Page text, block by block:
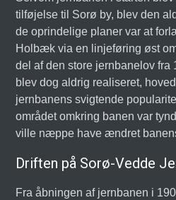
tilføjelse til Sorø by, blev den
de oprindelige planer var at
Holbæk via en linjeføring øst
del af den store jernbanelov
blev dog aldrig realiseret,
jernbanens svigtende
området omkring banen var
ville næppe have ændret
Driften på Sorø-Vedde
Fra åbningen af jernbanen i